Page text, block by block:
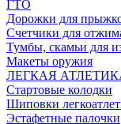
ГТО
Дорожки для
Счетчики для
Тумбы, скамьи для
Макеты оружия
ЛЕГКАЯ
Стартовые колодки
Шиповки
Эстафетные палочки